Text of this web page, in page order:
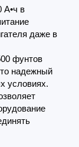
А•ч в
даже в
фунтов
надежный
условиях.